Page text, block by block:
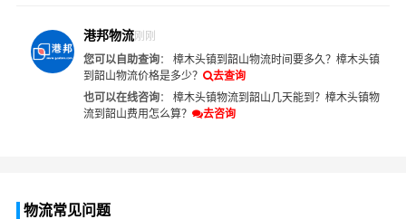
港邦物流刚刚
您可以自助查询： 樟木头镇到韶山物流时间要多久？ 樟木头镇
到韶山物流价格是多少？
去查询
也可以在线咨询： 樟木头镇物流到韶山几天能到？ 樟木头镇物
流到韶山费用怎么算？
去咨询
物流常见问题